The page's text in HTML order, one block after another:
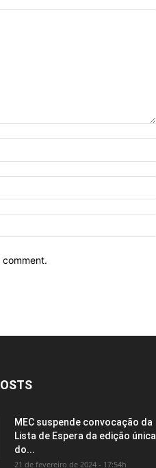
MEC suspende convocação da
Lista de Espera da edição única
do...
21 de fevereiro de 2024 - 17:54h